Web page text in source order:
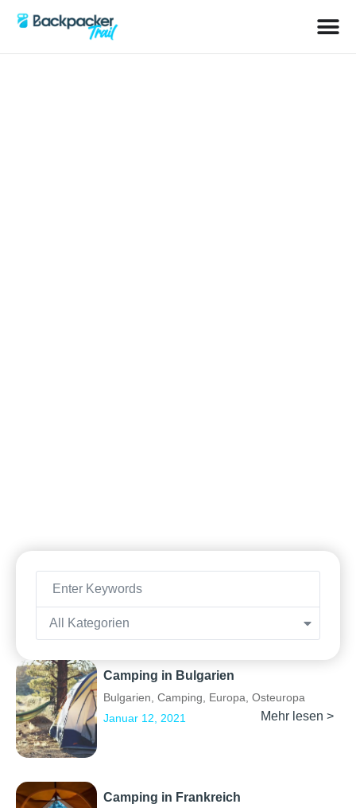
All Kategorien
Camping in Bulgarien
Bulgarien, Camping, Europa, Osteuropa
Januar 12, 2021
Mehr lesen >
Camping in Frankreich